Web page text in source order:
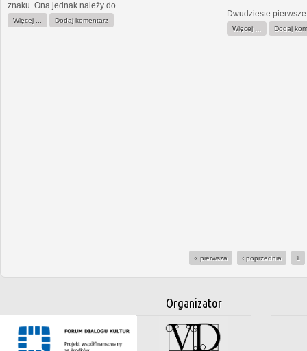
znaku. Ona jednak należy do...
Więcej ... Dodaj komentarz
Dwudzieste
Więcej ... Dodaj
« pierwsza ‹ poprzednia 1
Organizator